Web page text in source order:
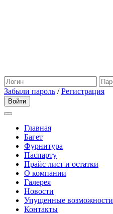
Забыли пароль /Регистрация
Главная
Багет
Фурнитура
Паспарту
Прайс лист и остатки
О компании
Галерея
Новости
Упущенные возможности
Контакты